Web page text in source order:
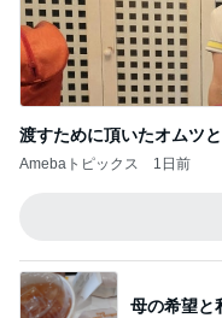
渡すために頂いたオムツ
Amebaトピックス 1日前
母の希望と